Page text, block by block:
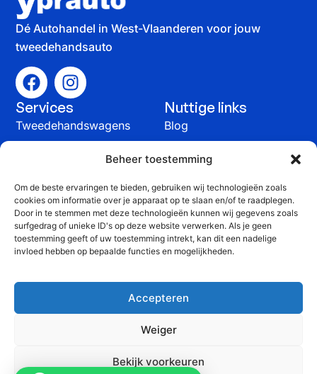
Beheer toestemming
Om de beste ervaringen te bieden, gebruiken wij technologieën zoals
cookies om informatie over je apparaat op te slaan en/of te raadplegen.
Door in te stemmen met deze technologieën kunnen wij gegevens zoals
surfgedrag of unieke ID's op deze website verwerken. Als je geen
toestemming geeft of uw toestemming intrekt, kan dit een nadelige
invloed hebben op bepaalde functies en mogelijkheden.
Accepteren
Weiger
Bekijk voorkeuren
Dé Autohandel in West-Vlaanderen voor jouw
tweedehandsauto
Services
Tweedehandswagens
herstelling
Nuttige links
Blog
Contact
Contact
+32 51 815 816
info@yprauto.be
BTW: BE 0464 903 776
rechten voorbehoudengemaakt